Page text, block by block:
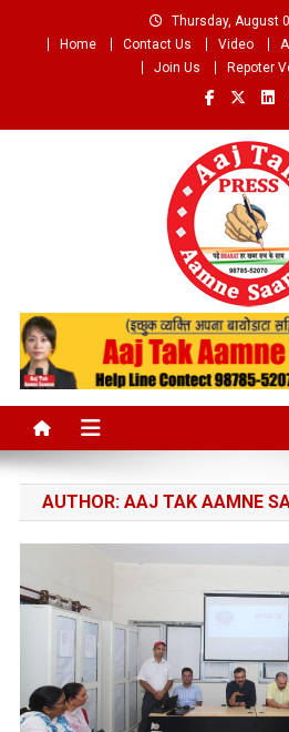
Thursday, August
Home
Contact Us Video
Join Us
Repoter
Aaj Tak Aamne
AUTHOR: AAJ TAK AAMNE